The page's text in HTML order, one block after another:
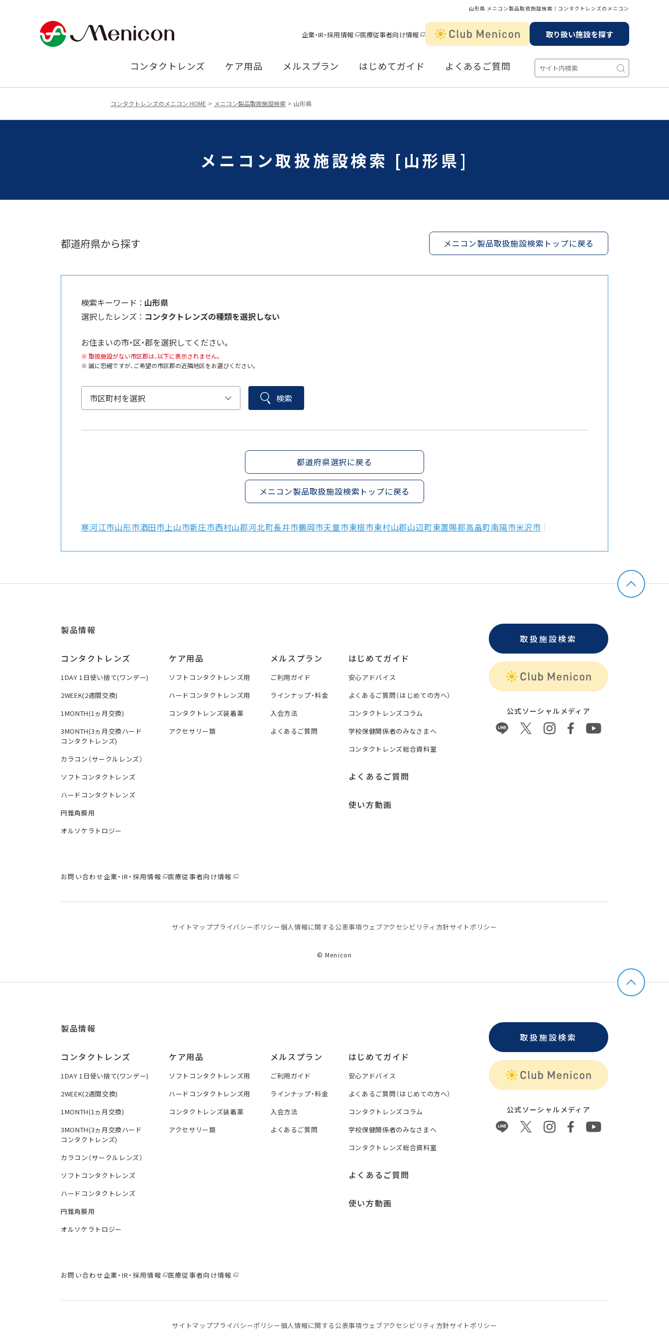
山形県 メニコン製品取扱施設検索│コンタクトレンズのメニコン
企業・IR・採用情報 医療従事者向け情報 取り扱い施設を探す
コンタクトレンズ ケア用品 メルスプラン はじめてガイド よくあるご質問
コンタクトレンズのメニコン HOME メニコン製品取扱施設検索 山形県
メニコン取扱施設検索 [山形県]
都道府県から探す メニコン製品取扱施設検索トップに戻る
検索キーワード ： 山形県
選択したレンズ ： コンタクトレンズの種類を選択しない
お住まいの市・区・郡を選択してください。
取扱施設がない市区郡は、以下に表示されません。
誠に恐縮ですが、ご希望の市区郡の近隣地区をお選びください。
検索
都道府県選択に戻る
メニコン製品取扱施設検索トップに戻る
寒河江市山形市酒田市上山市新庄市西村山郡河北町長井市鶴岡市天童市東根市東村山郡山辺町東置賜郡高畠町南陽市米沢市
製品情報
コンタクトレンズ
1DAY 1日使い捨て(ワンデー)
2WEEK(2週間交換)
1MONTH(1ヵ月交換)
3MONTH(3ヵ月交換ハード
コンタクトレンズ)
カラコン（サークルレンズ）
ソフトコンタクトレンズ
ハードコンタクトレンズ
円錐角膜用
オルソケラトロジー
ケア用品
ソフトコンタクトレンズ用
ハードコンタクトレンズ用
コンタクトレンズ装着薬
アクセサリー類
メルスプラン
ご利用ガイド
ラインナップ・料金
入会方法
よくあるご質問
はじめてガイド
安心アドバイス
よくあるご質問（はじめての方へ）
コンタクトレンズコラム
学校保健関係者のみなさまへ
コンタクトレンズ総合資料室
よくあるご質問
使い方動画
取扱施設検索
公式ソーシャルメディア
お問い合わせ企業・IR・採用情報 医療従事者向け情報
サイトマッププライバシーポリシー個⼈情報に関する公表事項 ウェブアクセシビリティ方針サイトポリシー
© Menicon
製品情報
コンタクトレンズ
1DAY 1日使い捨て(ワンデー)
2WEEK(2週間交換)
1MONTH(1ヵ月交換)
3MONTH(3ヵ月交換ハード
コンタクトレンズ)
カラコン（サークルレンズ）
ソフトコンタクトレンズ
ハードコンタクトレンズ
円錐角膜用
オルソケラトロジー
ケア用品
ソフトコンタクトレンズ用
ハードコンタクトレンズ用
コンタクトレンズ装着薬
アクセサリー類
メルスプラン
ご利用ガイド
ラインナップ・料金
入会方法
よくあるご質問
はじめてガイド
安心アドバイス
よくあるご質問（はじめての方へ）
コンタクトレンズコラム
学校保健関係者のみなさまへ
コンタクトレンズ総合資料室
よくあるご質問
使い方動画
取扱施設検索
公式ソーシャルメディア
お問い合わせ企業・IR・採用情報 医療従事者向け情報
サイトマッププライバシーポリシー個⼈情報に関する公表事項 ウェブアクセシビリティ方針サイトポリシー